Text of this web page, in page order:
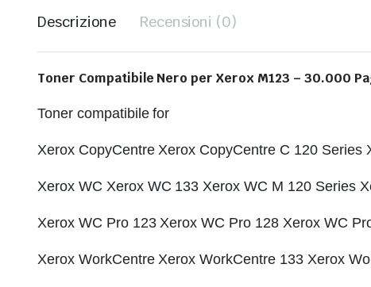
Descrizione Recensioni (0)
Toner Compatibile Nero per Xerox M123 – 30.000
Toner compatibile for
Xerox CopyCentre Xerox CopyCentre C 120
Xerox WC Xerox WC 133 Xerox WC M 120 Series
Xerox WC Pro 123 Xerox WC Pro 128 Xerox WC
Xerox WorkCentre Xerox WorkCentre 133 Xerox